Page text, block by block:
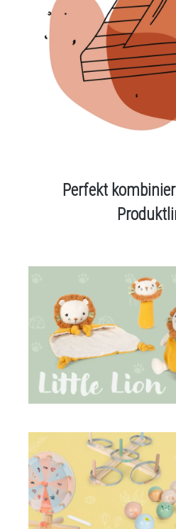
Perfekt